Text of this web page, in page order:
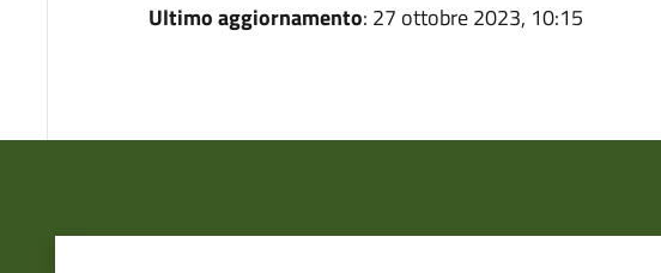
Ultimo aggiornamento: 27 ottobre 2023, 10:15